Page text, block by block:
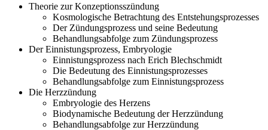
Theorie zur Konzeptionsszündung
Kosmologische Betrachtung des Entstehungsprozesses
Der Zündungsprozess und seine Bedeutung
Behandlungsabfolge zum Zündungsprozess
Der Einnistungsprozess, Embryologie
Einnistungsprozess nach Erich Blechschmidt
Die Bedeutung des Einnistungsprozesses
Behandlungsabfolge zum Einnistungsprozess
Die Herzzündung
Embryologie des Herzens
Biodynamische Bedeutung der Herzzündung
Behandlungsabfolge zur Herzzündung